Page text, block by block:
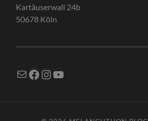
Kartäuserwall 24b
50678 Köln
E-MailFacebook
Instagram
YouTube